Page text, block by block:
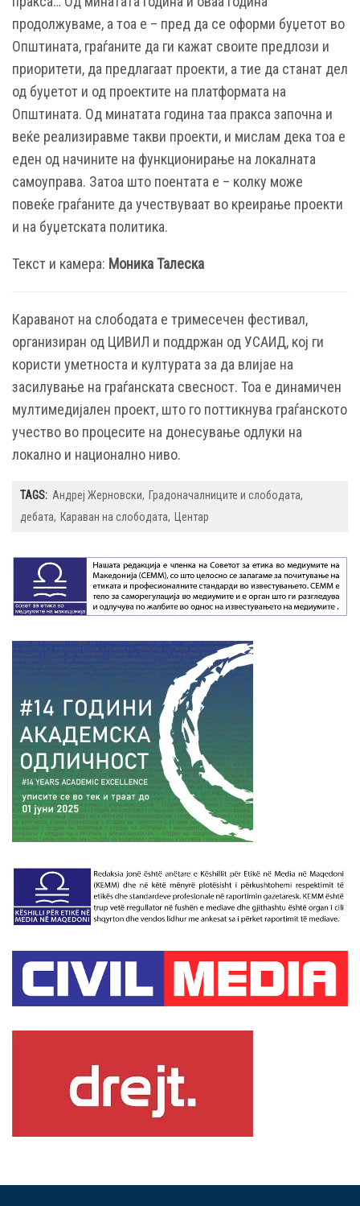
продолжуваме, а тоа е – пред да се оформи буџетот во
Општината, граѓаните да ги кажат своите предлози и
приоритети, да предлагаат проекти, а тие да станат дел
од буџетот и од проектите на платформата на
Општината. Од минатата година таа пракса започна и
веќе реализиравме такви проекти, и мислам дека тоа е
еден од начините на функционирање на локалната
самоуправа. Затоа што поентата е – колку може
повеќе граѓаните да учествуваат во креирање проекти
и на буџетската политика.
Текст и камера: Моника Талеска
Караванот на слободата е тримесечен фестивал,
организиран од ЦИВИЛ и поддржан од УСАИД, кој ги
користи уметноста и културата за да влијае на
засилување на граѓанската свесност. Тоа е динамичен
мултимедијален проект, што го поттикнува граѓанското
учество во процесите на донесување одлуки на
локално и национално ниво.
TAGS: Андреј Жерновски
Градоначалниците и слободата
дебата
Караван на слободата Центар